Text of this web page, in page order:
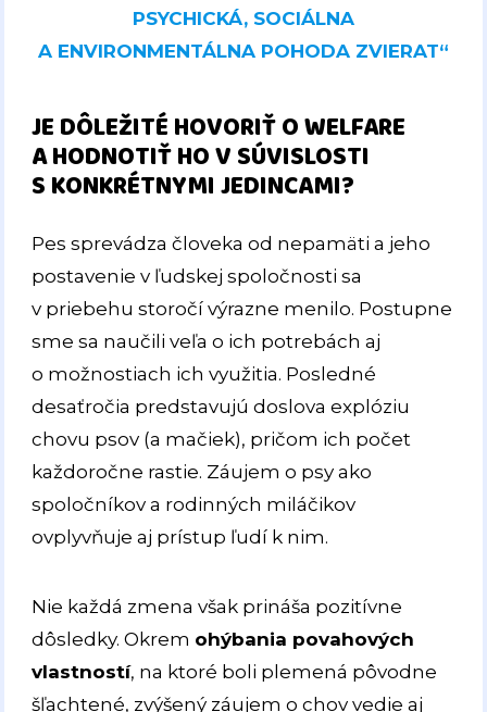
PSYCHICKÁ, SOCIÁLNA
A ENVIRONMENTÁLNA POHODA ZVIERAT“
JE DÔLEŽITÉ HOVORIŤ O WELFARE
A HODNOTIŤ HO V SÚVISLOSTI
S KONKRÉTNYMI JEDINCAMI?
Pes sprevádza človeka od nepamäti a jeho
postavenie v ľudskej spoločnosti sa
v priebehu storočí výrazne menilo. Postupne
sme sa naučili veľa o ich potrebách aj
o možnostiach ich využitia. Posledné
desaťročia predstavujú doslova explóziu
chovu psov (a mačiek), pričom ich počet
každoročne rastie. Záujem o psy ako
spoločníkov a rodinných miláčikov
ovplyvňuje aj prístup ľudí k nim.
Nie každá zmena však prináša pozitívne
dôsledky. Okrem ohýbania povahových
vlastností, na ktoré boli plemená pôvodne
šľachtené, zvýšený záujem o chov vedie aj